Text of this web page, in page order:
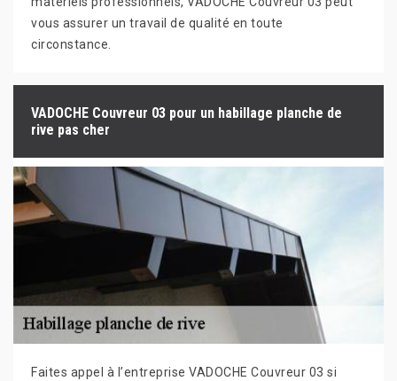
vous assurer un travail de qualité en toute
circonstance.
VADOCHE Couvreur 03 pour un habillage planche de
rive pas cher
Faites appel à l’entreprise VADOCHE Couvreur 03 si